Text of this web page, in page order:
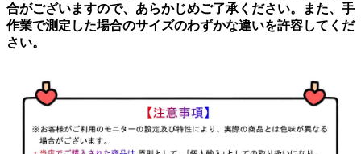
合がございますので、あらかじめご了承ください。また、手
作業で測定した場合のサイズのわずかな違いを許容してくだ
さい。